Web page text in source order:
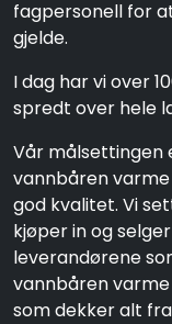
fagpersonell for
gjelde.
I dag har vi over
spredt over hele
Vår målsettingen
vannbåren
god kvalitet. Vi
kjøper in og
leverandørene
vannbåren
som dekker alt